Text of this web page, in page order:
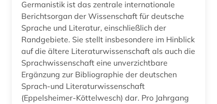
Germanistik ist das zentrale internationale
Berichtsorgan der Wissenschaft für deutsche
Sprache und Literatur, einschließlich der
Randgebiete. Sie stellt insbesondere im Hinblick
auf die ältere Literaturwissenschaft als auch die
Sprachwissenschaft eine unverzichtbare
Ergänzung zur Bibliographie der deutschen
Sprach-und Literaturwissenschaft
(Eppelsheimer-Köttelwesch) dar. Pro Jahrgang